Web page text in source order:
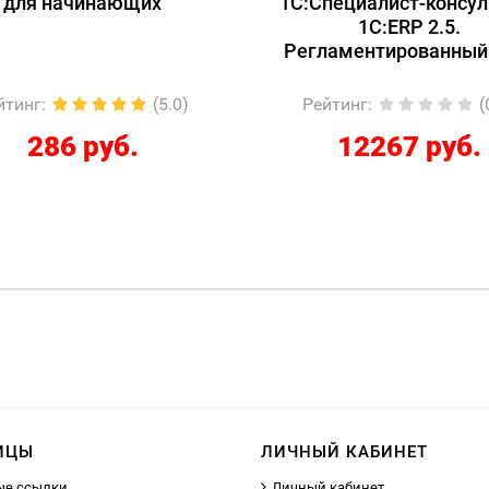
: (5.0)
286 руб.
1С:ERP 2.5.
Регламентированный
Рейтинг:
12267 руб.
ЛИЧНЫЙ КАБИНЕТ